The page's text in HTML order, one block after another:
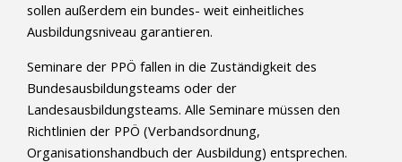
sollen außerdem ein bundes- weit einheitliches
Ausbildungsniveau garantieren.
Seminare der PPÖ fallen in die Zuständigkeit des
Bundesausbildungsteams oder der
Landesausbildungsteams. Alle Seminare müssen den
Richtlinien der PPÖ (Verbandsordnung,
Organisationshandbuch der Ausbildung) entsprechen.